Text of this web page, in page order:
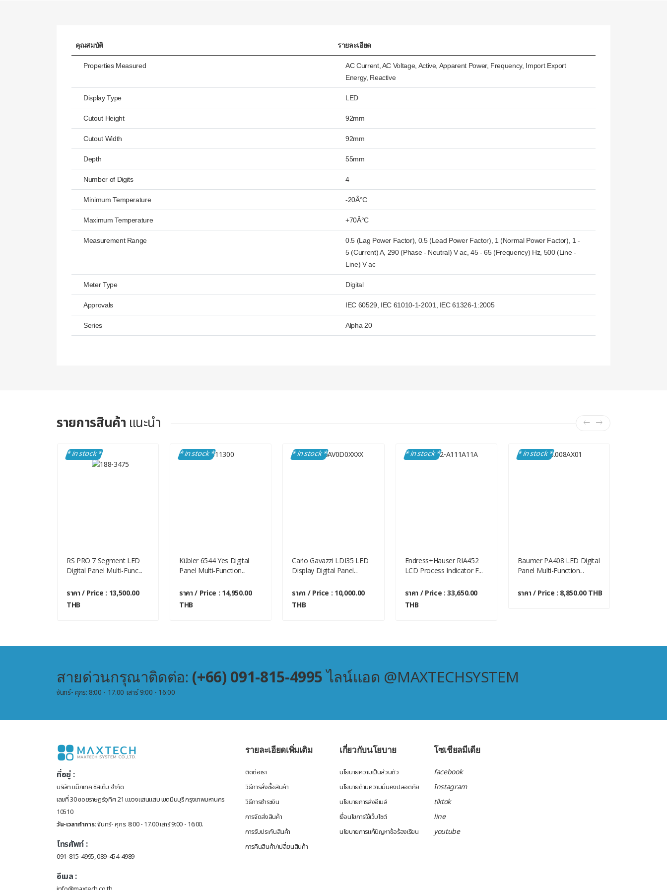
คุณสมบัติ รายละเอียด
Properties Measured
AC Current, AC Voltage, Active, Apparent Power, Frequency, Import Export
Energy, Reactive
Display Type LED
Cutout Height 92mm
Cutout Width 92mm
Depth 55mm
Number of Digits 4
Minimum Temperature -20Â°C
Maximum Temperature +70Â°C
Measurement Range
0.5 (Lag Power Factor), 0.5 (Lead Power Factor), 1 (Normal Power Factor), 1 -
5 (Current) A, 290 (Phase - Neutral) V ac, 45 - 65 (Frequency) Hz, 500 (Line -
Line) V ac
Meter Type Digital
Approvals IEC 60529, IEC 61010-1-2001, IEC 61326-1:2005
Series Alpha 20
รายการสินค้า แนะนำ
* in stock *
RS PRO 7 Segment LED
Digital Panel Multi-Func...
ราคา / Price : 13,500.00
THB
* in stock *
Kübler 6544 Yes Digital
Panel Multi-Function...
ราคา / Price : 14,950.00
THB
* in stock *
Carlo Gavazzi LDI35 LED
Display Digital Panel...
ราคา / Price : 10,000.00
THB
* in stock *
Endress+Hauser RIA452
LCD Process Indicator F...
ราคา / Price : 33,650.00
THB
* in stock *
Baumer PA408 LED Digital
Panel Multi-Function...
ราคา / Price : 8,850.00 THB
สายด่วนกรุณาติดต่อ: (+66) 091-815-4995ไลน์แอด @MAXTECHSYSTEM
จันทร์- ศุกร: 8:00 - 17.00 เสาร์ 9:00 - 16:00
ที่อยู่ :
บริษัท แม็กเทค ซิสเต็ม จำกัด
เลขที่ 30 ซอยราษฎร์อุทิศ 21 แขวงแสนแสบ เขตมีนบุรี กรุงเทพมหานคร
10510
วัน-เวลาทำการ:จันทร์- ศุกร: 8:00 - 17.00 เสาร์ 9:00 - 16:00.
โทรศัพท์ :
091-815-4995, 089-454-4989
อีเมล :
รายละเอียดเพิ่มเติม
ติดต่อเรา
วิธีการสั่งซื้อสินค้า
วิธีการชำระเงิน
การจัดส่งสินค้า
การรับประกันสินค้า
การคืนสินค้า/เปลี่ยนสินค้า
เกี่ยวกับนโยบาย
นโยบายความเป็นส่วนตัว
นโยบายด้านความมั่นคงปลอดภัย
นโยบายการส่งอีเมล์
เงื่อนไขการใช้เว็บไซต์
นโยบายการแก้ปัญหาข้อร้องเรียน
โซเชียลมีเดีย
facebook
Instagram
tiktok
line
youtube